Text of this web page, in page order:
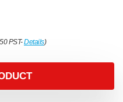
PST-Details)